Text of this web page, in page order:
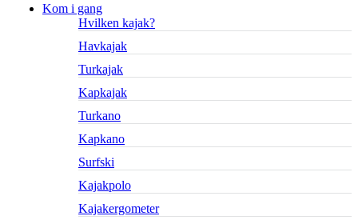
Kom i gang
Hvilken kajak?
Havkajak
Turkajak
Kapkajak
Turkano
Kapkano
Surfski
Kajakpolo
Kajakergometer